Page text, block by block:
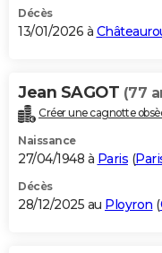
Décès
13/01/2026 à
Jean SAGOT (77
Créer une cagnotte
Naissance
27/04/1948 à Paris (
Décès
28/12/2025 au Ployron (